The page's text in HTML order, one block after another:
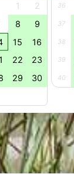
1 2
8 9
15 16
22 23
29 30
36
37
38
39
40